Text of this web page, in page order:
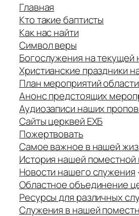
Главная
Кто такие баптисты
Как нас найти
Символ веры
Богослужения на текущей
Христианские праздники
План мероприятий
Анонс предстоящих
Аудиозаписи наших
Сайты церквей ЕХБ
Пожертвовать
Самое важное в нашей
История нашей поместной
Новости нашего служения
Областное объединение
Ресурсы для различных
Служения в нашей